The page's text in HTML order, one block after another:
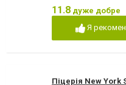
11.8 дуже добре
Я
Піцерія New York